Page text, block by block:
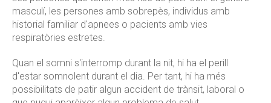
masculí, les persones amb sobrepès, individus amb
historial familiar d'apnees o pacients amb vies
respiratòries estretes.
Quan el somni s'interromp durant la nit, hi ha el perill
d'estar somnolent durant el dia. Per tant, hi ha més
possibilitats de patir algun accident de trànsit, laboral o